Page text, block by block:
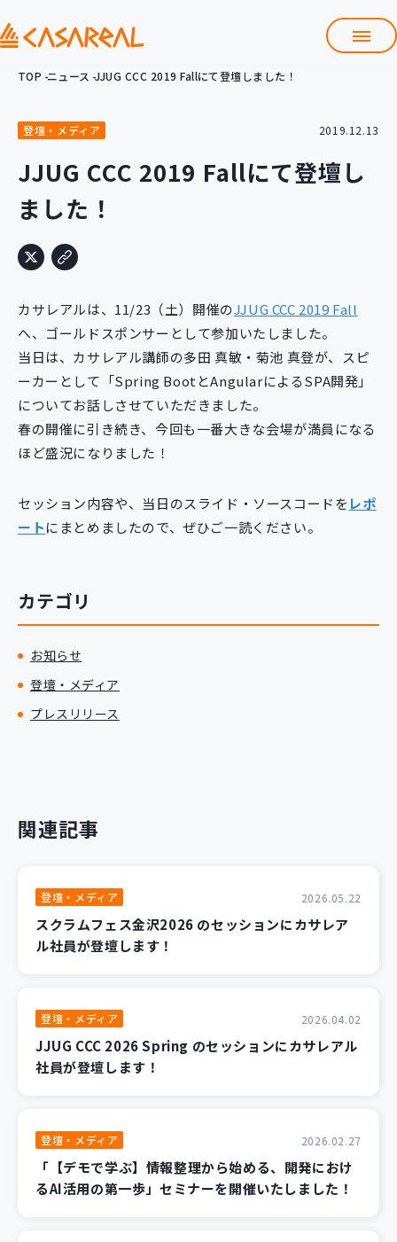
会社情報
サービス
プロダクト開発支援
クラウド導入支援
システム構築支援
研修サービス
定型コース 新入社員コース
カスタマイズコース 教材購入
新規開発サービス
パッケージ開発
導入事例
イベント・セミナー
TOP ニュース JJUG CCC 2019 Fallにて登壇しました！
登壇・メディア 2019.12.13
JJUG CCC 2019 Fallにて登壇し
ました！
カサレアルは、11/23（土）開催のJJUG CCC 2019 Fall
へ、ゴールドスポンサーとして参加いたしました。
当日は、カサレアル講師の多田 真敏・菊池 真登が、スピ
ーカーとして「Spring BootとAngularによるSPA開発」
についてお話しさせていただきました。
春の開催に引き続き、今回も一番大きな会場が満員になる
ほど盛況になりました！
セッション内容や、当日のスライド・ソースコードを レポ
ートにまとめましたので、ぜひご一読ください。
カテゴリ
お知らせ
登壇・メディア
プレスリリース
関連記事
登壇・メディア 2026.05.22
スクラムフェス金沢2026 のセッションにカサレア
ル社員が登壇します！
登壇・メディア 2026.04.02
JJUG CCC 2026 Spring のセッションにカサレアル
社員が登壇します！
登壇・メディア 2026.02.27
「【デモで学ぶ】情報整理から始める、開発におけ
るAI活用の第一歩」セミナーを開催いたしました！